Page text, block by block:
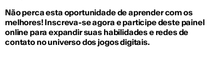
Não perca esta oportunidade de aprender com os
melhores! Inscreva-se agora e participe deste painel
online para expandir suas habilidades e redes de
contato no universo dos jogos digitais.